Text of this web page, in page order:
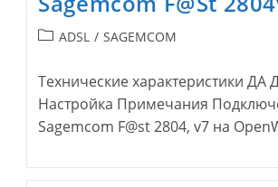
Рубрика
ADSL / SAGEMCOM
Технические характеристики ДА
Настройка Примечания
Sagemcom F@st 2804, v7 на